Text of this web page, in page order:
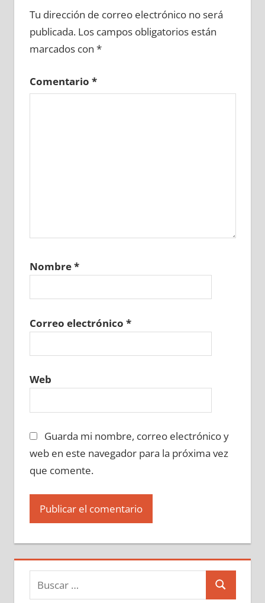
Tu dirección de correo electrónico no será
publicada. Los campos obligatorios están
marcados con *
Comentario *
Nombre*
Correo electrónico *
Web
Guarda mi nombre, correo electrónico y
web en este navegador para la próxima vez
que comente.
Buscar